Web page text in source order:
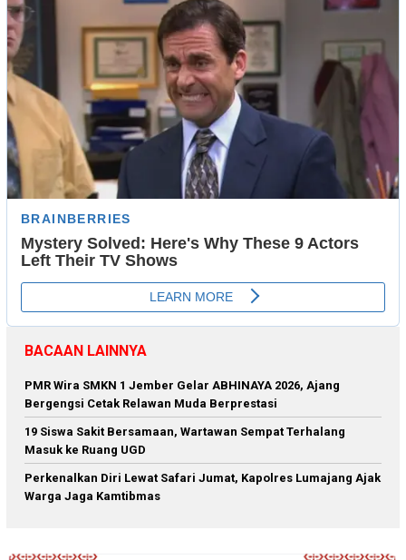
BACAAN LAINNYA
PMR Wira SMKN 1 Jember Gelar ABHINAYA 2026, Ajang
Bergengsi Cetak Relawan Muda Berprestasi
19 Siswa Sakit Bersamaan, Wartawan Sempat Terhalang
Masuk ke Ruang UGD
Perkenalkan Diri Lewat Safari Jumat, Kapolres Lumajang Ajak
Warga Jaga Kamtibmas